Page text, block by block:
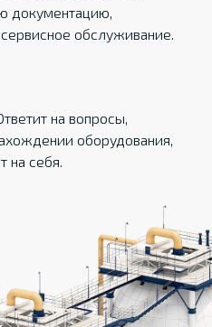
документацию,
обслуживание.
на вопросы,
оборудования,
на себя.